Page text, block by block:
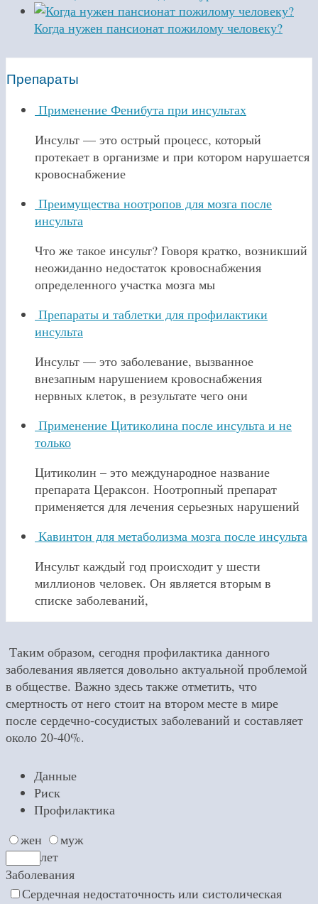
Когда нужен пансионат пожилому человеку?
Препараты
Применение Фенибута при инсультах
Инсульт — это острый процесс, который
протекает в организме и при котором нарушается
кровоснабжение
Преимущества ноотропов для мозга после
инсульта
Что же такое инсульт? Говоря кратко, возникший
неожиданно недостаток кровоснабжения
определенного участка мозга мы
Препараты и таблетки для профилактики
инсульта
Инсульт — это заболевание, вызванное
внезапным нарушением кровоснабжения
нервных клеток, в результате чего они
Применение Цитиколина после инсульта и не
только
Цитиколин – это международное название
препарата Цераксон. Ноотропный препарат
применяется для лечения серьезных нарушений
Кавинтон для метаболизма мозга после инсульта
Инсульт каждый год происходит у шести
миллионов человек. Он является вторым в
списке заболеваний,
Таким образом, сегодня профилактика данного
заболевания является довольно актуальной проблемой
в обществе. Важно здесь также отметить, что
смертность от него стоит на втором месте в мире
после сердечно-сосудистых заболеваний и составляет
около 20-40%.
Данные
Риск
Профилактика
жен
муж
лет
Заболевания
Сердечная недостаточность или систолическая